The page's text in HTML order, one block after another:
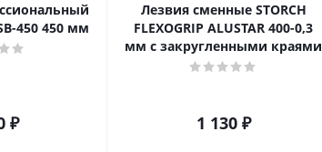
450 450 мм
₽
Лезвия сменные STORCH
FLEXOGRIP ALUSTAR 400-0,3
мм с закругленными краями
1 130₽